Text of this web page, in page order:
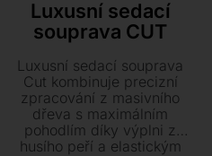
Luxusní sedací
souprava CUT
Luxusní sedací souprava
Cut kombinuje precizní
zpracování z masivního
dřeva s maximálním
pohodlím díky výplni z
husího peří a elastickým